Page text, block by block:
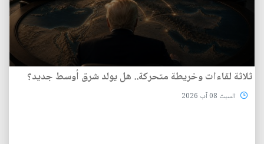
ثلاثة لقاءات وخريطة متحركة.. هل يولد شرق أوسط جديد؟
السبت 08 آب 2026